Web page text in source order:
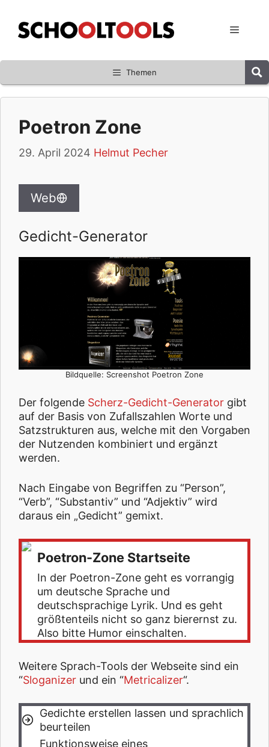
Inhalt
springen
Menü
Themen
Poetron Zone
29. April 2024 Helmut Pecher
Web
Gedicht-Generator
Bildquelle: Screenshot Poetron Zone
Der folgende Scherz-Gedicht-Generator gibt
auf der Basis von Zufallszahlen Worte und
Satzstrukturen aus, welche mit den Vorgaben
der Nutzenden kombiniert und ergänzt
werden.
Nach Eingabe von Begriffen zu “Person”,
“Verb”, “Substantiv” und “Adjektiv” wird
daraus ein „Gedicht” gemixt.
Poetron-Zone Startseite
In der Poetron-Zone geht es vorrangig
um deutsche Sprache und
deutschsprachige Lyrik. Und es geht
größtenteils nicht so ganz bierernst zu.
Also bitte Humor einschalten.
Weitere Sprach-Tools der Webseite sind ein
“Sloganizer und ein “Metricalizer“.
Gedichte erstellen lassen und sprachlich
beurteilen
Funktionsweise eines